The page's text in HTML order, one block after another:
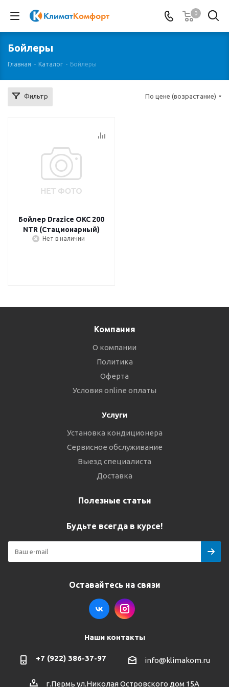
0
Бойлеры
Главная - Каталог - Бойлеры
Фильтр По цене (возрастание)
Бойлер Drazice OKC 200
NTR (Стационарный)
Нет в наличии
Компания
О компании
Политика
Оферта
Условия online оплаты
Услуги
Установка кондиционера
Сервисное обслуживание
Выезд специалиста
Доставка
Полезные статьи
Будьте всегда в курсе!
Оставайтесь на связи
Наши контакты
+7 (922) 386-37-97 info@klimakom.ru
г.Пермь ул.Николая Островского дом 15А